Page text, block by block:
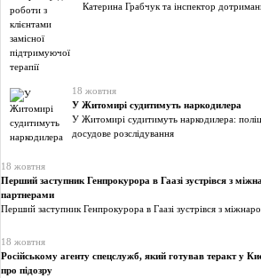
Катерина Грабчук та інспектор
18 жовтня
У Житомирі судитимуть наркодилера
У Житомирі судитимуть наркодилера:
досудове розслідування
18 жовтня
Перший заступник Генпрокурора в Гаазі зустрівся з
партнерами
Перший заступник Генпрокурора в Гаазі зустрівся з
18 жовтня
Російському агенту спецслужб, який готував теракт у
про підозру